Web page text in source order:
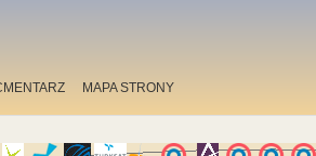
MAPA STRONY